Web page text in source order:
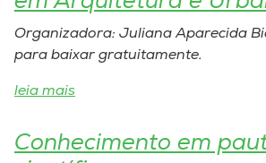
Rádio
Museu
Unoesc
Organizadora: Juliana Aparecida
para baixar gratuitamente.
leia mais
Conhecimento em